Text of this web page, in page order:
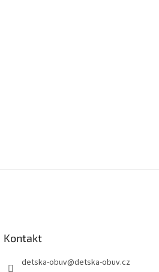
Kontakt
detska-obuv@detska-obuv.cz